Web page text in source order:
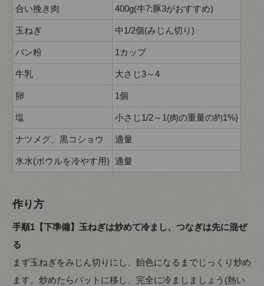
合い挽き肉 400g(牛7:豚3がおすすめ)
玉ねぎ 中1/2個(みじん切り)
パン粉 1カップ
牛乳 大さじ3～4
卵 1個
塩 小さじ1/2～1(肉の重量の約1%)
ナツメグ、黒コショウ 適量
氷水(ボウルを冷やす用) 適量
作り方
手順1【下準備】玉ねぎは炒めて冷まし、つなぎは先に混ぜ
る
まず玉ねぎをみじん切りにし、飴色になるまでじっくり炒め
ます。炒めたらバットに移し、完全に冷ましましょう(熱い